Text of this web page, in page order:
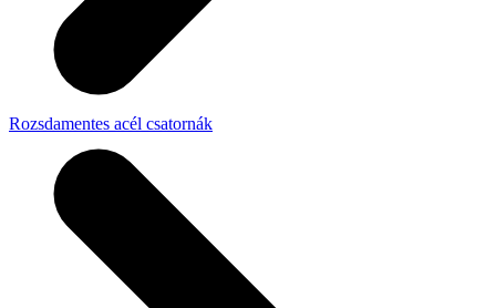
Rozsdamentes acél csatornák